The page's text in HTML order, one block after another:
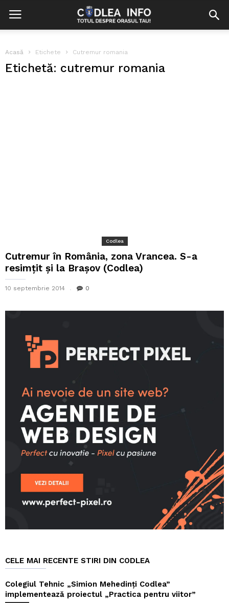
Acasă Etichete Cutremur romania
Etichetă: cutremur romania
Codlea
Cutremur în România, zona Vrancea. S-a
resimțit și la Brașov (Codlea)
10 septembrie 2014 0
CELE MAI RECENTE STIRI DIN CODLEA
Colegiul Tehnic „Simion Mehedinți Codlea”
implementează proiectul „Practica pentru viitor”